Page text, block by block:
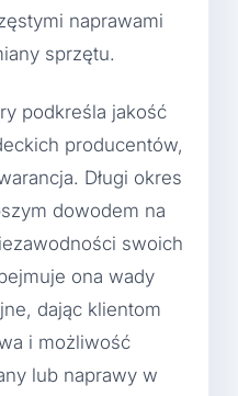
naprawami
sprzętu.
podkreśla jakość
producentów,
Długi okres
dowodem na
swoich
ona wady
dając klientom
i możliwość
lub naprawy w